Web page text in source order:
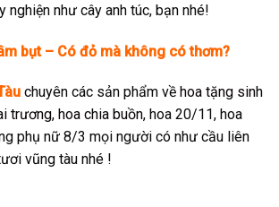
nghiện như cây anh túc, bạn nhé!
bụt – Có đỏ mà không có thơm?
chuyên các sản phẩm về hoa tặng sinh
trương, hoa chia buồn, hoa 20/11, hoa
phụ nữ 8/3 mọi người có như cầu liên
vũng tàu nhé !